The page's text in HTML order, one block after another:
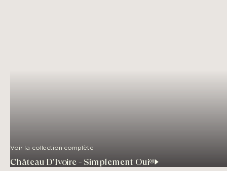
Voir la collection complète
Château D'Ivoire - Simplement Oui®